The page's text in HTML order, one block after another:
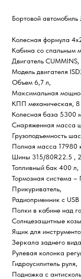
Бортовой
Колесная формула
Кабина со спальным
Двигатель CUMMINS,
Модель двигателя
Объем 6,7 л,
Максимальная
КПП механическая, 8
Колесная база 5300
Снаряженная масса
Грузоподъемность
Полная масса 17980
Шины 315/80R22.5 ,
Топливный бак 400 л,
Тормозная система –
Прикуриватель,
Радиоприемник c
Полки в кабине над
Солнцезащитные
Ящик для
Зеркала заднего
Рулевая колонка
Гидроусилитель руля,
Подножка с